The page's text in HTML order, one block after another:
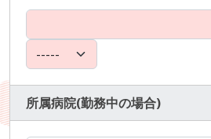
所属病院(勤務中の場合)